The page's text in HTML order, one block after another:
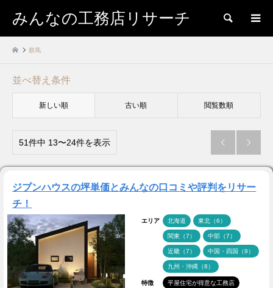
みんなの工務店リサーチ 検索
群馬
並べ替え条件
新しい順 古い順 閲覧数順
51件中 13〜24件を表示  
ジブンハウスの坪単価とみんなの口コミや評判をリサー
チ！
エリア 北海道 東北（6）
関東（7） 中部（7）
近畿（7） 中国・四国（9）
九州・沖縄（8）
特徴 平屋住宅が得意な工務店